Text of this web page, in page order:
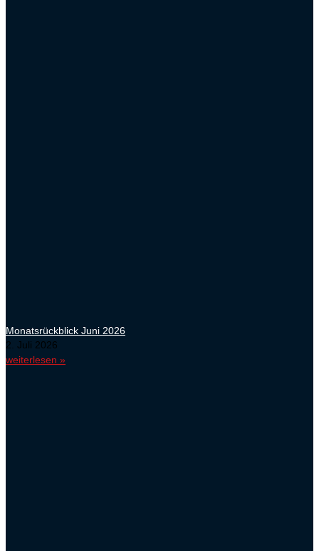
Monatsrückblick Juni 2026
2. Juli 2026
weiterlesen »